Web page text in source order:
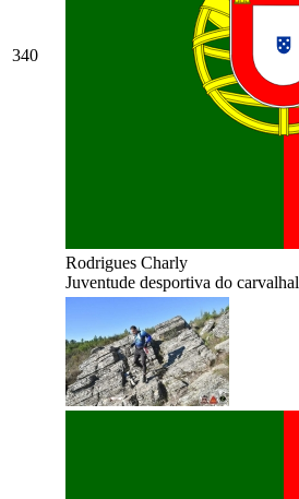
340
Rodrigues Charly
Juventude desportiva do carvalhal